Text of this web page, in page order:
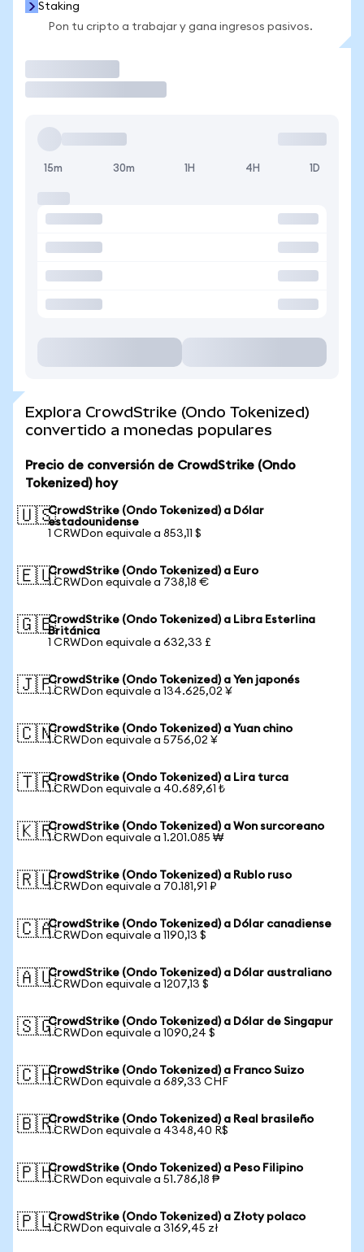
Staking
Pon tu cripto a trabajar y gana ingresos pasivos.
15m 30m 1H 4H 1D
Explora CrowdStrike (Ondo Tokenized)
convertido a monedas populares
Precio de conversión de CrowdStrike (Ondo
Tokenized) hoy
🇺🇸CrowdStrike (Ondo Tokenized) a Dólar
estadounidense
1 CRWDon equivale a 853,11 $
🇪🇺CrowdStrike (Ondo Tokenized) a Euro
1 CRWDon equivale a 738,18 €
🇬🇧CrowdStrike (Ondo Tokenized) a Libra Esterlina
Británica
1 CRWDon equivale a 632,33 £
🇯🇵CrowdStrike (Ondo Tokenized) a Yen japonés
1 CRWDon equivale a 134.625,02 ¥
🇨🇳CrowdStrike (Ondo Tokenized) a Yuan chino
1 CRWDon equivale a 5756,02 ¥
🇹🇷CrowdStrike (Ondo Tokenized) a Lira turca
1 CRWDon equivale a 40.689,61 ₺
🇰🇷CrowdStrike (Ondo Tokenized) a Won surcoreano
1 CRWDon equivale a 1.201.085 ₩
🇷🇺CrowdStrike (Ondo Tokenized) a Rublo ruso
1 CRWDon equivale a 70.181,91 ₽
🇨🇦CrowdStrike (Ondo Tokenized) a Dólar canadiense
1 CRWDon equivale a 1190,13 $
🇦🇺CrowdStrike (Ondo Tokenized) a Dólar australiano
1 CRWDon equivale a 1207,13 $
🇸🇬CrowdStrike (Ondo Tokenized) a Dólar de Singapur
1 CRWDon equivale a 1090,24 $
🇨🇭CrowdStrike (Ondo Tokenized) a Franco Suizo
1 CRWDon equivale a 689,33 CHF
🇧🇷CrowdStrike (Ondo Tokenized) a Real brasileño
1 CRWDon equivale a 4348,40 R$
🇵🇭CrowdStrike (Ondo Tokenized) a Peso Filipino
1 CRWDon equivale a 51.786,18 ₱
🇵🇱CrowdStrike (Ondo Tokenized) a Złoty polaco
1 CRWDon equivale a 3169,45 zł